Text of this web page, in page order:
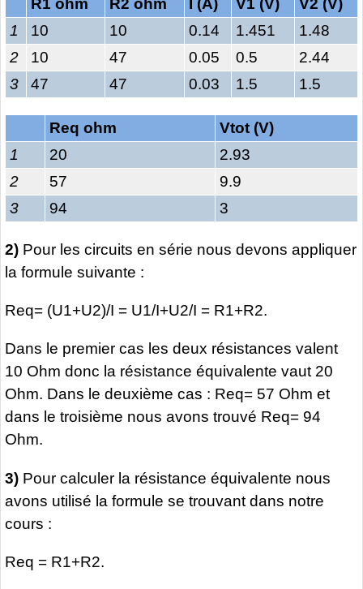
R1 ohm R2 ohm I (A) V1 (V)
V2 (V)
1
10 10 0.14 1.451
1.48
2
10 47 0.05 0.5
2.44
3
47 47 0.03 1.5 1.5
Req ohm
Vtot (V)
1
20
2.93
2
57
9.9
3
94 3
2) Pour les circuits en série nous devons appliquer
la formule suivante :
Req= (U1+U2)/I = U1/I+U2/I = R1+R2.
Dans le premier cas les deux résistances valent
10 Ohm donc la résistance équivalente vaut 20
Ohm. Dans le deuxième cas : Req= 57 Ohm et
dans le troisième nous avons trouvé Req= 94
Ohm.
3) Pour calculer la résistance équivalente nous
avons utilisé la formule se trouvant dans notre
cours :
Req = R1+R2.